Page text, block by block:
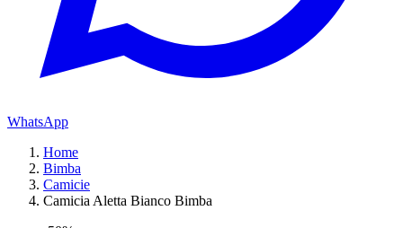
WhatsApp
Home
Bimba
Camicie
Camicia Aletta Bianco Bimba